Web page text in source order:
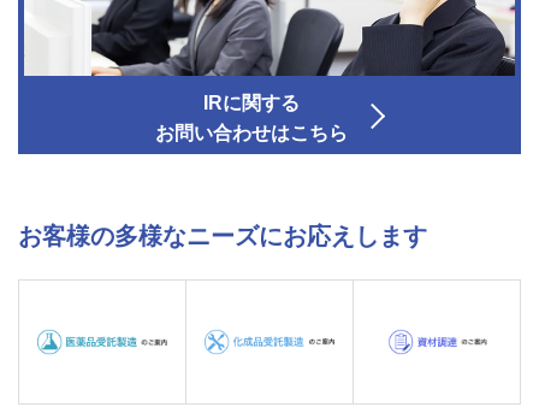
IRに関する
お問い合わせはこちら
お客様の多様なニーズにお応えします